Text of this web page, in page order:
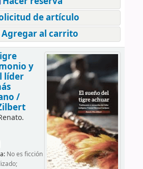
de artículo
al carrito
y
líder
/
No es ficción